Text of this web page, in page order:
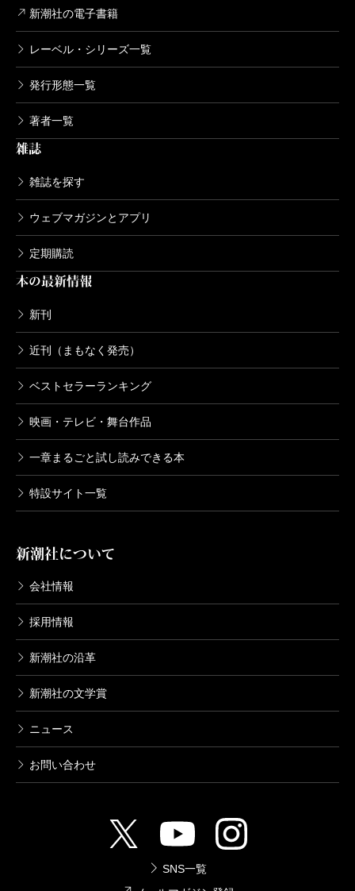
新潮社の電子書籍
レーベル・シリーズ一覧
発行形態一覧
著者一覧
雑誌
雑誌を探す
ウェブマガジンとアプリ
定期購読
本の最新情報
新刊
近刊（まもなく発売）
ベストセラーランキング
映画・テレビ・舞台作品
一章まるごと試し読みできる本
特設サイト一覧
新潮社について
会社情報
採用情報
新潮社の沿革
新潮社の文学賞
ニュース
お問い合わせ
SNS一覧